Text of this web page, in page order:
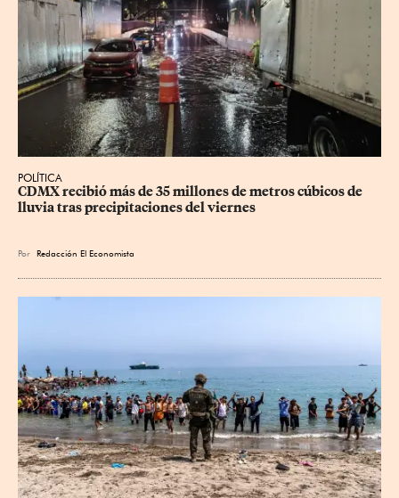
POLÍTICA
CDMX recibió más de 35 millones de metros cúbicos de
lluvia tras precipitaciones del viernes
Por Redacción El Economista